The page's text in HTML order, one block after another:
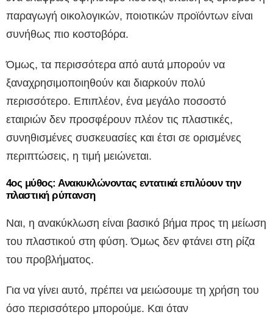
παραγωγή οικολογικών, ποιοτικών προϊόντων είναι
συνήθως πιο κοστοβόρα.
Όμως, τα περισσότερα από αυτά μπορούν να
ξαναχρησιμοποιηθούν και διαρκούν πολύ
περισσότερο. Επιπλέον, ένα μεγάλο ποσοστό
εταιριών δεν προσφέρουν πλέον τις πλαστικές,
συνηθισμένες συσκευασίες και έτσι σε ορισμένες
περιπτώσεις, η τιμή μειώνεται.
4ος μύθος: Ανακυκλώνοντας εντατικά επιλύουν την
πλαστική ρύπανση
Ναι, η ανακύκλωση είναι βασικό βήμα προς τη μείωση
του πλαστικού στη φύση. Όμως δεν φτάνει στη ρίζα
του προβλήματος.
Για να γίνει αυτό, πρέπει να μειώσουμε τη χρήση του
όσο περισσότερο μπορούμε. Και όταν